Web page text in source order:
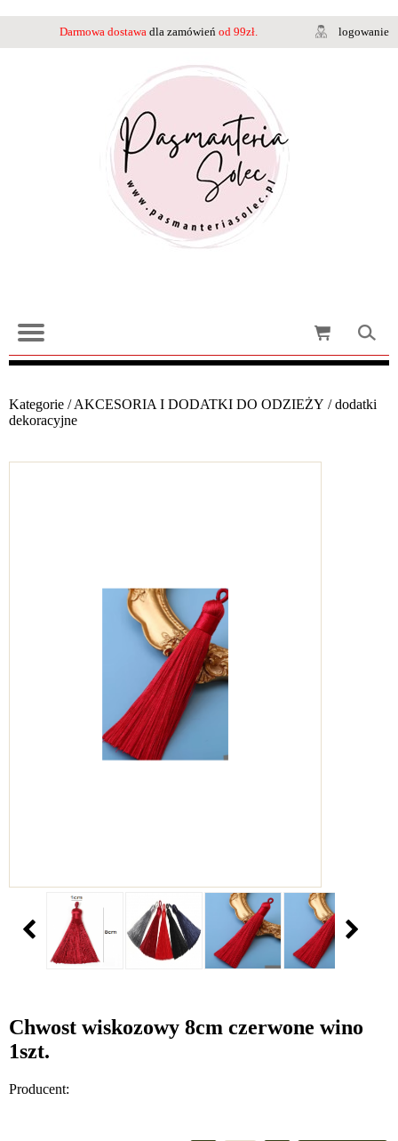
Darmowa dostawa dla zamówień od 99zł. logowanie
Kategorie /AKCESORIA I DODATKI DO ODZIEŻY /dodatki
dekoracyjne
Chwost wiskozowy 8cm czerwone wino
1szt.
Producent: